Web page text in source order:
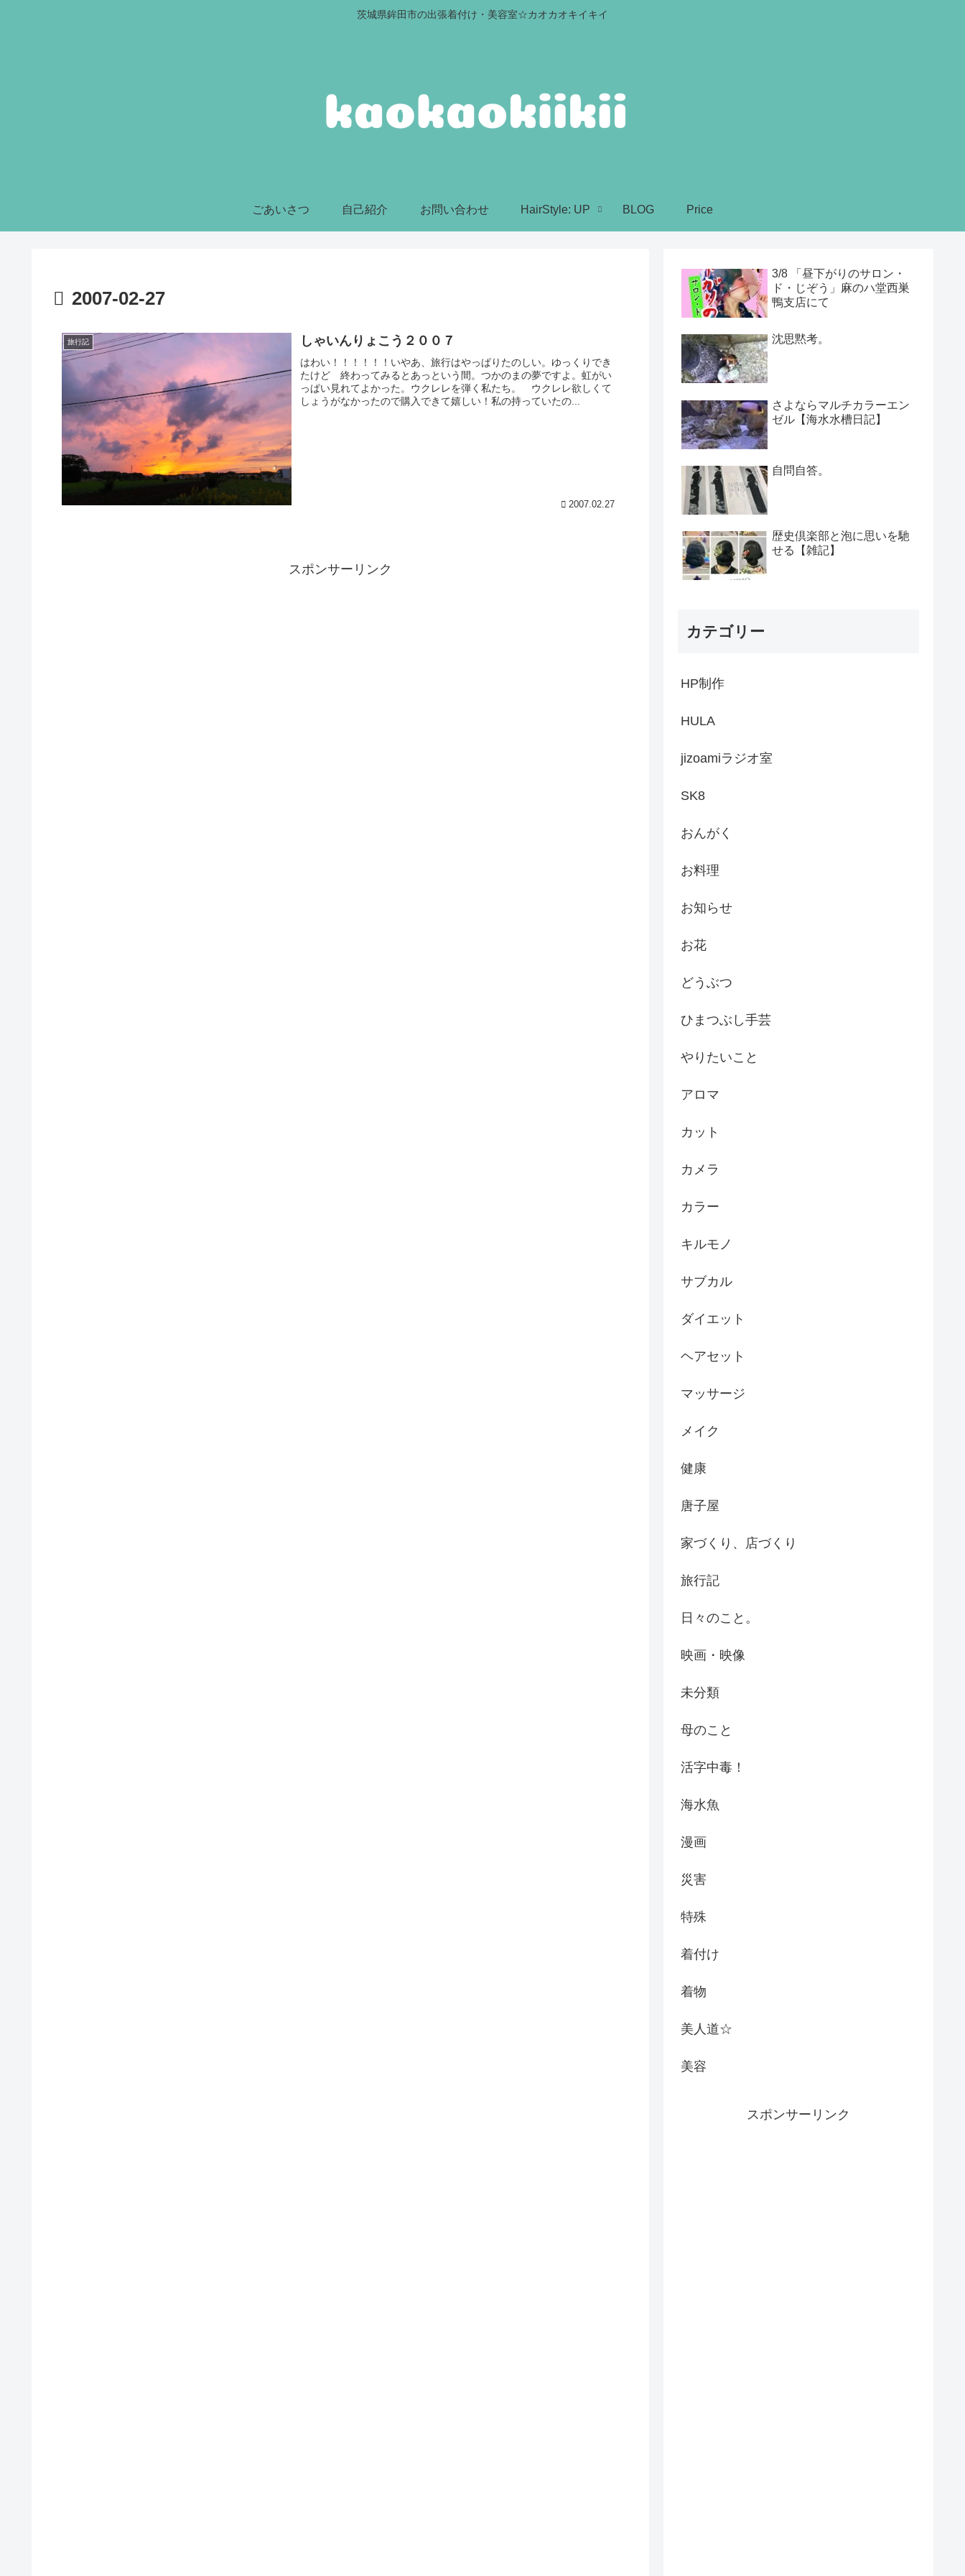
茨城県鉾田市の出張着付け・美容室☆カオカオキイキイ
ごあいさつ 自己紹介 お問い合わせ HairStyle: UP BLOG Price
2007-02-27
旅行記 しゃいんりょこう２００７
はわい！！！！！！いやあ、旅行はやっぱりたのしい。ゆっくりでき
たけど 終わってみるとあっという間。つかのまの夢ですよ。虹がい
っぱい見れてよかった。ウクレレを弾く私たち。 ウクレレ欲しくて
しょうがなかったので購入できて嬉しい！私の持っていたの...
2007.02.27
スポンサーリンク
3/8 「昼下がりのサロン・
ド・じぞう」麻のハ堂西巣
鴨支店にて
沈思黙考。
さよならマルチカラーエン
ゼル【海水水槽日記】
自問自答。
歴史倶楽部と泡に思いを馳
せる【雑記】
カテゴリー
HP制作
HULA
jizoamiラジオ室
SK8
おんがく
お料理
お知らせ
お花
どうぶつ
ひまつぶし手芸
やりたいこと
アロマ
カット
カメラ
カラー
キルモノ
サブカル
ダイエット
ヘアセット
マッサージ
メイク
健康
唐子屋
家づくり、店づくり
旅行記
日々のこと。
映画・映像
未分類
母のこと
活字中毒！
海水魚
漫画
災害
特殊
着付け
着物
美人道☆
美容
スポンサーリンク